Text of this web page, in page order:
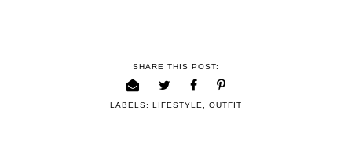
SHARE THIS POST:
LABELS: LIFESTYLE, OUTFIT